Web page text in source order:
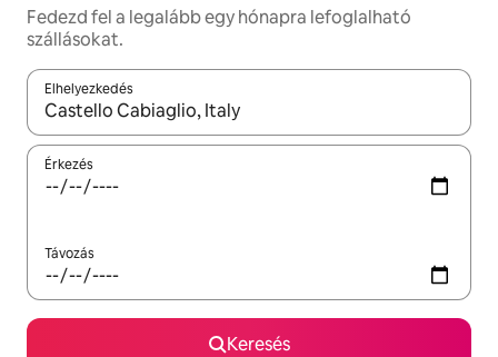
Fedezd fel a legalább egy hónapra lefoglalható
szállásokat.
Elhelyezkedés
Az eredmények között a felfelé és a lefelé nyíllal
Érkezés
Távozás
Keresés